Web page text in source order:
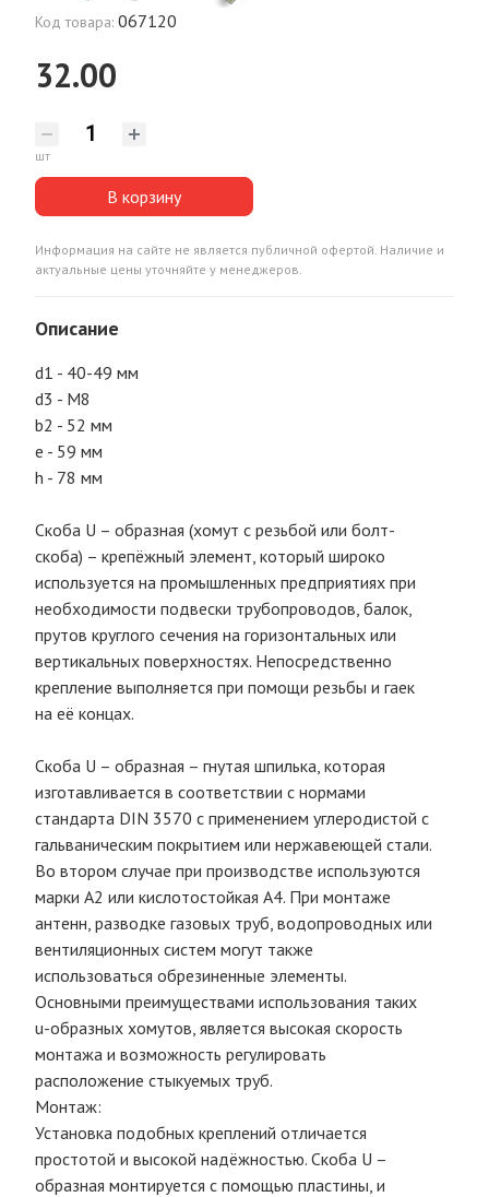
Код товара: 067120
32.00
шт
В корзину
Информация на сайте не является публичной офертой. Наличие и
актуальные цены уточняйте у менеджеров.
Описание
d1 - 40-49 мм
d3 - М8
b2 - 52 мм
e - 59 мм
h - 78 мм
Скоба U – образная (хомут с резьбой или болт-
скоба) – крепёжный элемент, который широко
используется на промышленных предприятиях при
необходимости подвески трубопроводов, балок,
прутов круглого сечения на горизонтальных или
вертикальных поверхностях. Непосредственно
крепление выполняется при помощи резьбы и гаек
на её концах.
Скоба U – образная – гнутая шпилька, которая
изготавливается в соответствии с нормами
стандарта DIN 3570 с применением углеродистой с
гальваническим покрытием или нержавеющей стали.
Во втором случае при производстве используются
марки А2 или кислотостойкая А4. При монтаже
антенн, разводке газовых труб, водопроводных или
вентиляционных систем могут также
использоваться обрезиненные элементы.
Основными преимуществами использования таких
u-образных хомутов, является высокая скорость
монтажа и возможность регулировать
расположение стыкуемых труб.
Монтаж:
Установка подобных креплений отличается
простотой и высокой надёжностью. Скоба U –
образная монтируется с помощью пластины, и